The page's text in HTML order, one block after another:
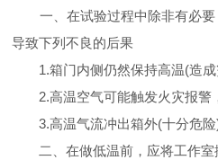
一、在试验过程中除非有必要
导致下列不良的后果
1.箱门内侧仍然保持高温(造成
2.高温空气可能触发火灾报警
3.高温气流冲出箱外(十分危险)
二、在做低温前，应将工作室